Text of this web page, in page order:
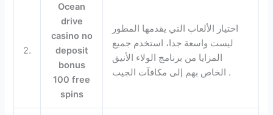
2.
Ocean
drive
casino no
deposit
bonus
100 free
spins
اختيار الألعاب التي يقدمها المطور
ليست واسعة جدا، استخدم جميع
المزايا من برنامج الولاء الأنيق
الخاص بهم إلى مكافآت الجيب .